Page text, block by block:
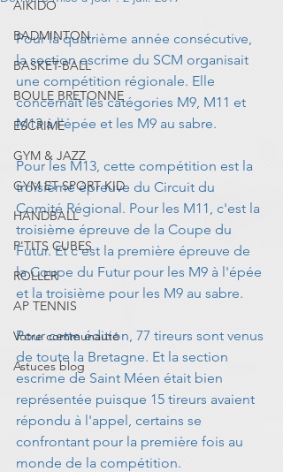
AIKIDO
BADMINTON
BASKET-BALL
BOULE BRETONNE
ESCRIME
GYM & JAZZ
GYM ET SPORT KID
HANDBALL
P'TITS CUBES
ROLLER
AP TENNIS
Votre communauté
Astuces blog
Pour la quatrième année consécutive,
la section escrime du SCM organisait
une compétition régionale. Elle
concernait les catégories M9, M11 et
M13 à l'épée et les M9 au sabre.
Pour les M13, cette compétition est la
troisième épreuve du Circuit du
Comité Régional. Pour les M11, c'est la
troisième épreuve de la Coupe du
Futur. Et c'est la première épreuve de
la Coupe du Futur pour les M9 à l'épée
et la troisième pour les M9 au sabre.
Pour cette édition, 77 tireurs sont venus
de toute la Bretagne. Et la section
escrime de Saint Méen était bien
représentée puisque 15 tireurs avaient
répondu à l'appel, certains se
confrontant pour la première fois au
monde de la compétition.